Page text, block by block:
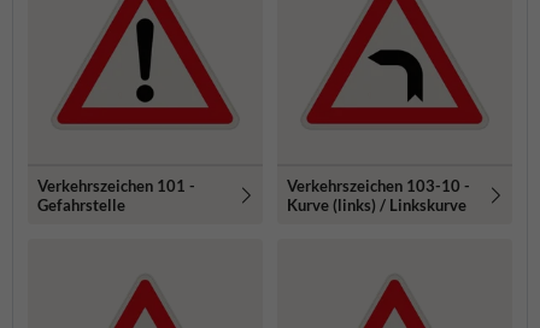
Verkehrszeichen 101 -
Gefahrstelle
Verkehrszeichen 103-10 -
Kurve (links) / Linkskurve